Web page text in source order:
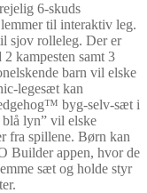
6-skuds
til interaktiv leg.
sjov rolleleg. Der er
kampesten samt 3
barn vil elske
legesæt kan
byg-selv-sæt i
blå lyn” vil elske
fra spillene. Børn kan
Builder appen, hvor de
sæt og holde styr